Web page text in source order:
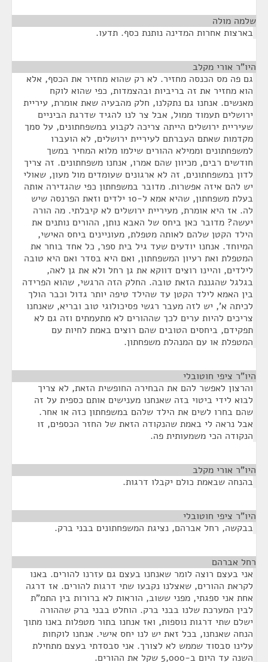
שלמה מולה
בארצות אחרות המדינה נותנת כסף. תדעו.
היו"ר אורי מקלב
גם פה מס הכנסה מחזיר. לא רק שהוא מחזיר את הכסף, אלא
הוא מחזיר את זה בריביות ובהצמדות, כפי שהוא לוקח
מאנשים. אנחנו גם נתקלנו, חלק מהבעיה שאת אומרת, עיריית
ירושלים תעמוד ממול, אבל צר לנו להגיד שדרגת הביניים
שעיריית ירושלים הייתה צריכה לקבוע במשפחתונים, על סמך
מקדמות שאתם העברתם לעיריית ירושלים, לא הועברו
למשפחתונים וממילא ההורים שילמו מלוא המחיר במשך
חודשים רבים, מכיוון שהם אמרו, אנחנו משפחתונים. זה צריך
לדון במשפחתונים, זה לא ארגונים שעומדים מול מעון, שאולי
יש להם איזה אפשרות. מדובר במשפחתון כפי שהגדירה אותה
בעלת משפחתון, שהיא אמא ל-10 ילדים וזאת הפרנסה שיש
לה. אז היא אומרת, מעיריית ירושלים לא קיבלתי. מה הורה
יעשה? מדובר כאן ביחס של האבא נותן, ההורים נותנים את
הילד הקטן שלהם לאותה מטפלת, מעוניינים ביחס האישי,
המיוחד. אנחנו יודעים שעד גיל בית ספר, כל אחד בוחר את
המטפלת ואת רעיון המשפחתון, ואם היא בסדר ואם היא טובה
לילדים, והיינו רוצים דווקא את גן רחל ולא את גן לאה,
בגלגל שהגננת הזאת טובה. החלק הזה הרגשי, שהוא הפרידה
בין האמא לילד הקטן עד שהילד טיפה יותר גדול וכבר הולך
לכיתה א', יש לזה מעבר רגשי פסיכולוגי טוב ובריא, שאנחנו
צריכים להיות ערים לכך שההורים לא מתעמתים וזה גם לא
תפקידם, ביחסים הטובים שהם רוצים באמת לחיות עם
המטפלת או עם המנהלת משפחתון.
היו"ר ציפי חוטובלי
והרצון לאפשר להם את הבחירה החופשית הזאת, לא צריך
לבוא לידי ביטוי בזה שאנחנו מענישים אותם כספית על זה
שהם בחרו לשים את הילד שלהם במשפחתון כזה או אחר.
אבל נראה לי באמת שהנקודה הזאת של החזר הכספים, זו
הנקודה הכי משמעותית פה.
היו"ר אורי מקלב
בהנחה שבאמת כולם יקבלו דרגות.
היו"ר ציפי חוטובלי
בבקשה, רחל אברהם, נציגת המשפחתונים בבני ברק.
רחל אברהם
אני בעצם רוצה לומר שאנחנו בעצם גם עזרנו להורים. באנו
לקראת ההורים, שאצלנו נקבעו שתי דרגות להורים. אז דרגה
אחת אני ספגתי, מפני ששוב, הוראות לא ברורות בין התמ"ת
לבין המערכת שלנו בבני ברק. הוחלט בבני ברק שההורה
ישלם שתי דרגות נוספות, ואז אנחנו בתור מטפלות באנו מתוך
הנחה שאנחנו, בכל זאת יש לנו יחס אישי. אנחנו לוקחות
עלינו סבסוד שממש לא לצורך. אני סבסדתי בעצם מתחילת
השנה עד היום ב-5,000 שקל את ההורים.